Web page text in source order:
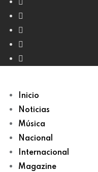
Inicio
Noticias
Música
Nacional
Internacional
Magazine